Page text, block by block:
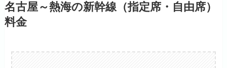
名古屋～熱海の新幹線（指定席・自由席）
料金